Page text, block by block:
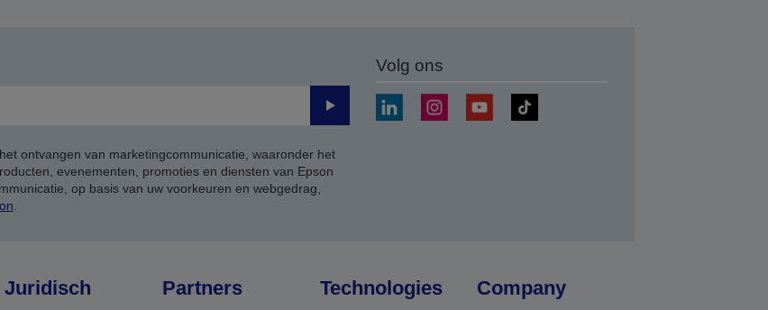
Verzenden
ontvangen van marketingcommunicatie, waaronder het
evenementen, promoties en diensten van Epson
op basis van uw voorkeuren en webgedrag,
Volg ons
Juridisch Partners Technologies Company